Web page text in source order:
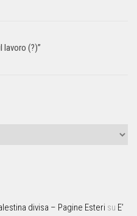
lavoro (?)”
divisa – Pagine Esteri su E’